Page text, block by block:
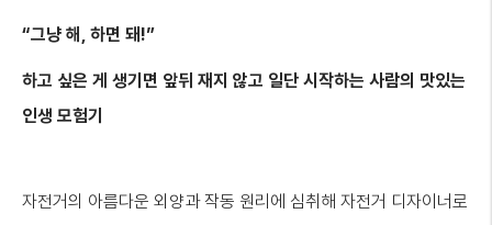
“그냥 해 , 하면 돼 !”
하고 싶은 게 생기면 앞뒤 재지 않고 일단 시작하는 사람의 맛있는
인생 모험기
자전거의 아름다운 외양과 작동 원리에 심취해 자전거 디자이너로